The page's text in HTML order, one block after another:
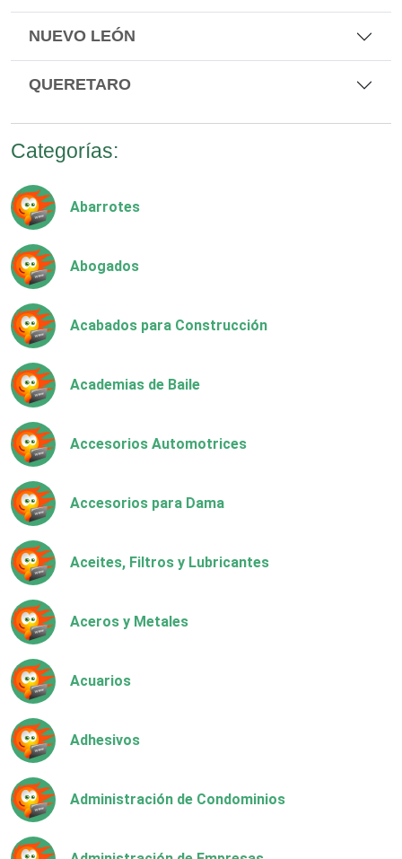
NUEVO LEÓN
QUERETARO
Categorías:
Abarrotes
Abogados
Acabados para Construcción
Academias de Baile
Accesorios Automotrices
Accesorios para Dama
Aceites, Filtros y Lubricantes
Aceros y Metales
Acuarios
Adhesivos
Administración de Condominios